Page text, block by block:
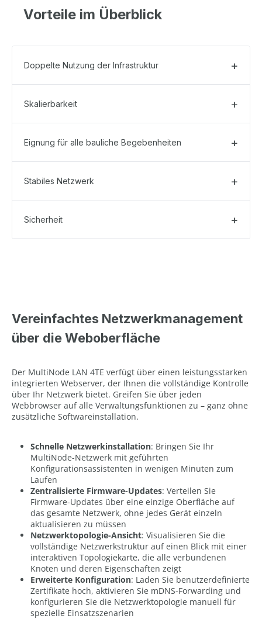
Vorteile im Überblick
Doppelte Nutzung der Infrastruktur
Skalierbarkeit
Eignung für alle bauliche Begebenheiten
Stabiles Netzwerk
Sicherheit
Vereinfachtes Netzwerkmanagement
über die Weboberfläche
Der MultiNode LAN 4TE verfügt über einen leistungsstarken
integrierten Webserver, der Ihnen die vollständige Kontrolle
über Ihr Netzwerk bietet. Greifen Sie über jeden
Webbrowser auf alle Verwaltungsfunktionen zu – ganz ohne
zusätzliche Softwareinstallation.
Schnelle Netzwerkinstallation: Bringen Sie Ihr
MultiNode-Netzwerk mit geführten
Konfigurationsassistenten in wenigen Minuten zum
Laufen
Zentralisierte Firmware-Updates: Verteilen Sie
Firmware-Updates über eine einzige Oberfläche auf
das gesamte Netzwerk, ohne jedes Gerät einzeln
aktualisieren zu müssen
Netzwerktopologie-Ansicht: Visualisieren Sie die
vollständige Netzwerkstruktur auf einen Blick mit einer
interaktiven Topologiekarte, die alle verbundenen
Knoten und deren Eigenschaften zeigt
Erweiterte Konfiguration: Laden Sie benutzerdefinierte
Zertifikate hoch, aktivieren Sie mDNS-Forwarding und
konfigurieren Sie die Netzwerktopologie manuell für
spezielle Einsatzszenarien